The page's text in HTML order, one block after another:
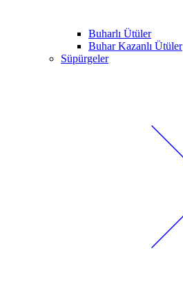
Buharlı Ütüler
Buhar Kazanlı Ütüler
Süpürgeler